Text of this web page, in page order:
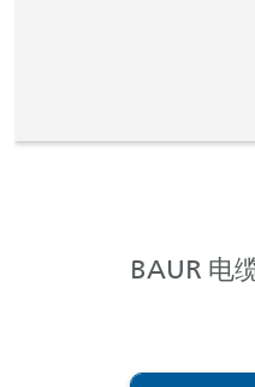
BAUR 电